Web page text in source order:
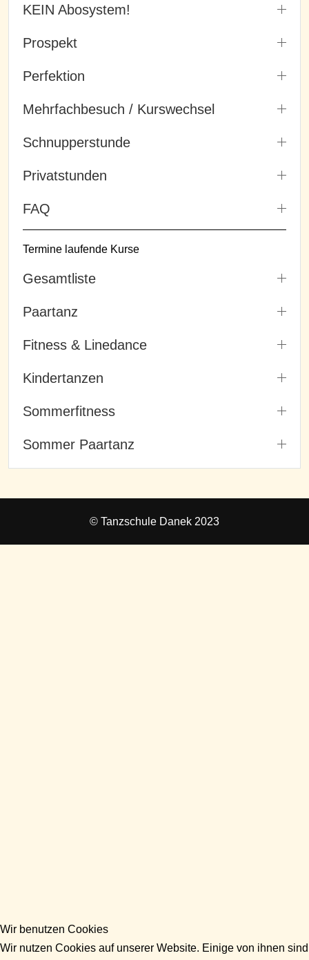
KEIN Abosystem!
Prospekt
Perfektion
Mehrfachbesuch / Kurswechsel
Schnupperstunde
Privatstunden
FAQ
Termine laufende Kurse
Gesamtliste
Paartanz
Fitness & Linedance
Kindertanzen
Sommerfitness
Sommer Paartanz
© Tanzschule Danek 2023
Wir benutzen Cookies
Wir nutzen Cookies auf unserer Website. Einige von ihnen sind